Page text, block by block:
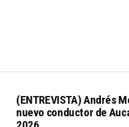
(ENTREVISTA) Andrés
nuevo conductor de